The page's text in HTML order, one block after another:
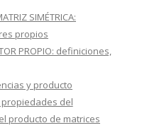
SIMÉTRICA:
propios
PROPIO: definiciones,
y producto
del
producto de matrices